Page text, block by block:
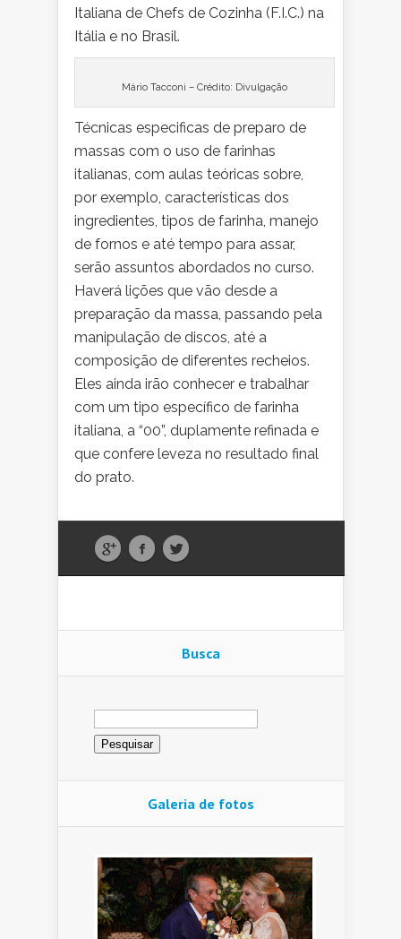
Italiana de Chefs de Cozinha (F.I.C.) na
Itália e no Brasil.
Mário Tacconi – Crédito: Divulgação
Técnicas especificas de preparo de
massas com o uso de farinhas
italianas, com aulas teóricas sobre,
por exemplo, características dos
ingredientes, tipos de farinha, manejo
de fornos e até tempo para assar,
serão assuntos abordados no curso.
Haverá lições que vão desde a
preparação da massa, passando pela
manipulação de discos, até a
composição de diferentes recheios.
Eles ainda irão conhecer e trabalhar
com um tipo específico de farinha
italiana, a “00”, duplamente refinada e
que confere leveza no resultado final
do prato.
Busca
Pesquisar
por:
Galeria de fotos